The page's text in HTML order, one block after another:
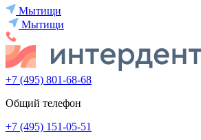
Мытищи
Мытищи
+7 (495) 801-68-68
Общий телефон
+7 (495) 151-05-51